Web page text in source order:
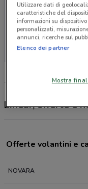
Non ci
Linear, offerte e
Offerte volantini e
NOVARA
Utilizzare dati di
caratteristiche del
informazioni su
personalizzati,
annunci, ricerche sul
Elenco dei partner
Mostra